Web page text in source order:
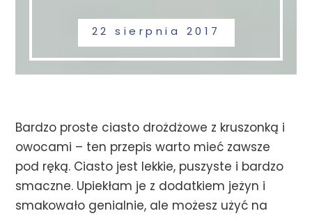
22 sierpnia 2017
Bardzo proste ciasto drożdżowe z kruszonką i
owocami – ten przepis warto mieć zawsze
pod ręką. Ciasto jest lekkie, puszyste i bardzo
smaczne. Upiekłam je z dodatkiem jeżyn i
smakowało genialnie, ale możesz użyć na